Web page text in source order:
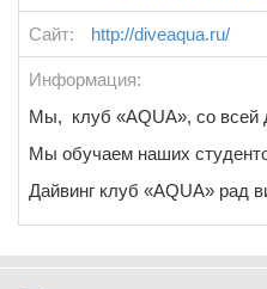
Сайт: http://diveaqua.ru/
Информация:
Мы, клуб «AQUA», со всей
Мы обучаем наших
Дайвинг клуб «AQUA» рад